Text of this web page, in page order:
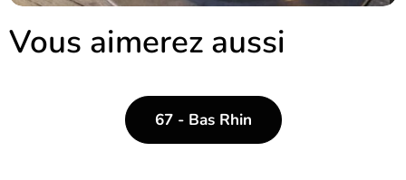
Vous aimerez aussi
67 - Bas Rhin